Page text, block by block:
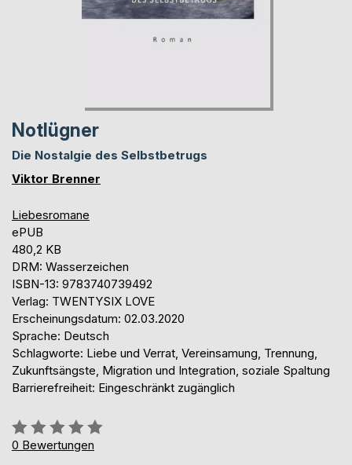
Notlügner
Die Nostalgie des Selbstbetrugs
Viktor Brenner
Liebesromane
ePUB
480,2 KB
DRM: Wasserzeichen
ISBN-13: 9783740739492
Verlag: TWENTYSIX LOVE
Erscheinungsdatum: 02.03.2020
Sprache: Deutsch
Schlagworte: Liebe und Verrat, Vereinsamung, Trennung,
Zukunftsängste, Migration und Integration, soziale Spaltung
Barrierefreiheit: Eingeschränkt zugänglich
Bewertung::
0%
0 Bewertungen